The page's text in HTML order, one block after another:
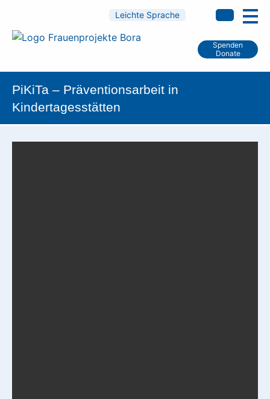
Leichte Sprache
PiKiTa – Präventionsarbeit in
Kindertagesstätten
Spenden
Donate